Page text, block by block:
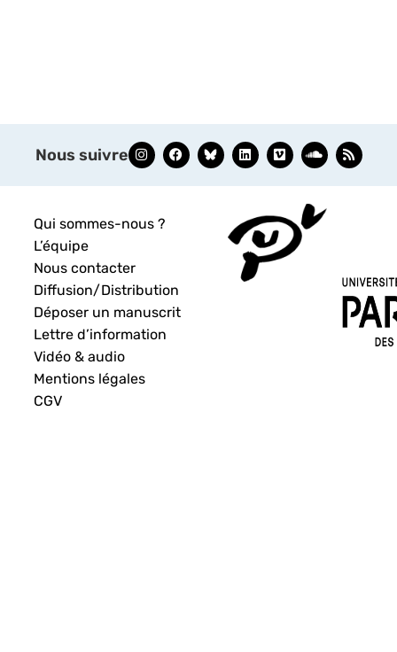
Nous suivre
Qui sommes-nous ?
L’équipe
Nous contacter
Diffusion/Distribution
Déposer un manuscrit
Lettre d’information
Vidéo & audio
Mentions légales
CGV